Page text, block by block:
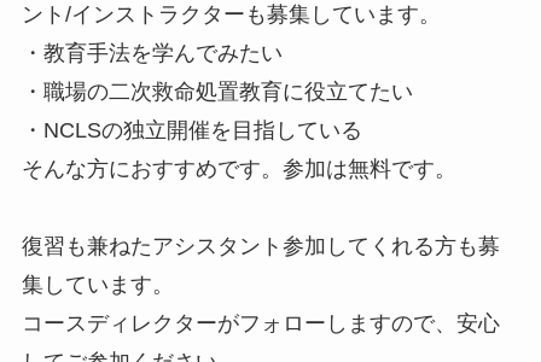
ント/インストラクターも募集しています。
・教育手法を学んでみたい
・職場の二次救命処置教育に役立てたい
・NCLSの独立開催を目指している
そんな方におすすめです。参加は無料です。
復習も兼ねたアシスタント参加してくれる方も募
集しています。
コースディレクターがフォローしますので、安心